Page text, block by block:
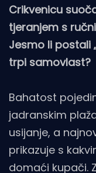
Crikvenicu
tjeranjem s
Jesmo li postali
trpi samovlast?
Bahatost
jadranskim
usijanje, a
prikazuje s
domaći kupači.